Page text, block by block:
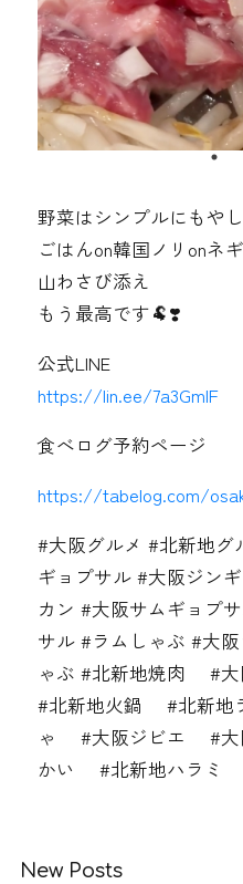
野菜はシンプルにもやし
ごはんon韓国ノリonネ
山わさび添え
もう最高です🐏❣️
公式LINE
https://lin.ee/7a3GmIF
食べログ予約ページ
https://tabelog.com/
#大阪グルメ #北新地グ
ギョプサル #大阪ジン
カン #大阪サムギョプ
サル #ラムしゃぶ #大
ゃぶ #北新地焼肉 #
#北新地火鍋 #北新地
ゃ #大阪ジビエ #大
かい #北新地ハラミ
New Posts